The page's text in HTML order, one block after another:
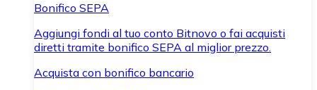
Bonifico SEPA
Aggiungi fondi al tuo conto Bitnovo o fai acquisti
diretti tramite bonifico SEPA al miglior prezzo.
Acquista con bonifico bancario